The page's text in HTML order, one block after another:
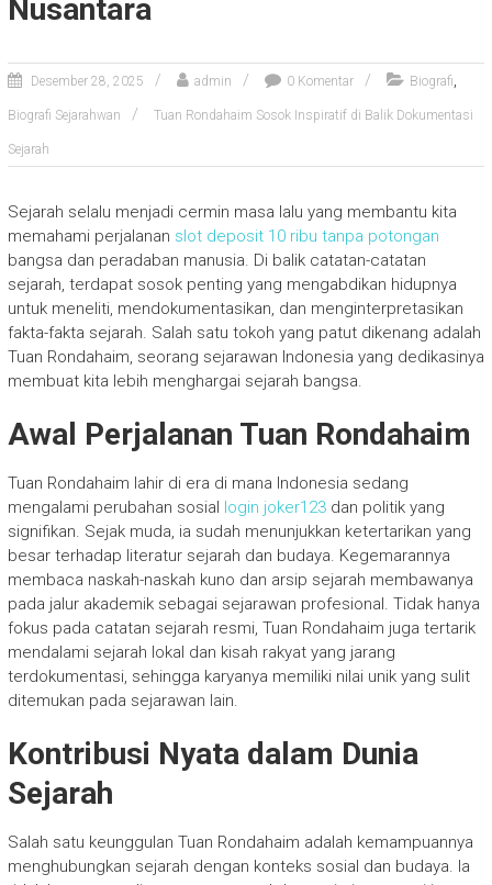
Nusantara
Desember 28, 2025 admin 0 Komentar Biografi,
Biografi Sejarahwan Tuan Rondahaim Sosok Inspiratif di Balik Dokumentasi
Sejarah
Sejarah selalu menjadi cermin masa lalu yang membantu kita
memahami perjalanan slot deposit 10 ribu tanpa potongan
bangsa dan peradaban manusia. Di balik catatan-catatan
sejarah, terdapat sosok penting yang mengabdikan hidupnya
untuk meneliti, mendokumentasikan, dan menginterpretasikan
fakta-fakta sejarah. Salah satu tokoh yang patut dikenang adalah
Tuan Rondahaim, seorang sejarawan Indonesia yang dedikasinya
membuat kita lebih menghargai sejarah bangsa.
Awal Perjalanan Tuan Rondahaim
Tuan Rondahaim lahir di era di mana Indonesia sedang
mengalami perubahan sosial login joker123dan politik yang
signifikan. Sejak muda, ia sudah menunjukkan ketertarikan yang
besar terhadap literatur sejarah dan budaya. Kegemarannya
membaca naskah-naskah kuno dan arsip sejarah membawanya
pada jalur akademik sebagai sejarawan profesional. Tidak hanya
fokus pada catatan sejarah resmi, Tuan Rondahaim juga tertarik
mendalami sejarah lokal dan kisah rakyat yang jarang
terdokumentasi, sehingga karyanya memiliki nilai unik yang sulit
ditemukan pada sejarawan lain.
Kontribusi Nyata dalam Dunia
Sejarah
Salah satu keunggulan Tuan Rondahaim adalah kemampuannya
menghubungkan sejarah dengan konteks sosial dan budaya. Ia